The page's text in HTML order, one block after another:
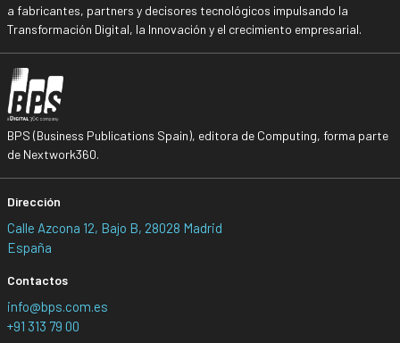
a fabricantes, partners y decisores tecnológicos impulsando la
Transformación Digital, la Innovación y el crecimiento empresarial.
BPS (Business Publications Spain), editora de Computing, forma parte
de Nextwork360.
Dirección
Calle Azcona 12, Bajo B, 28028 Madrid
España
Contactos
info@bps.com.es
+91 313 79 00